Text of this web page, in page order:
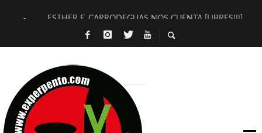
ESTHER F. CARRODEGUAS NOS CUENTA [LIBRES!!!]
[TERRA DE GUAPES] DE SANDRA MONFORT
TIMBRE 4, LA ESCUELA DEL DIRECTOR TEATRAL CLAUDIO
30 AÑOS (NO ES NADA) DE LA KATARSIS DEL TOMATAZO
MILITARES JUDÍAS EN #EXVITA